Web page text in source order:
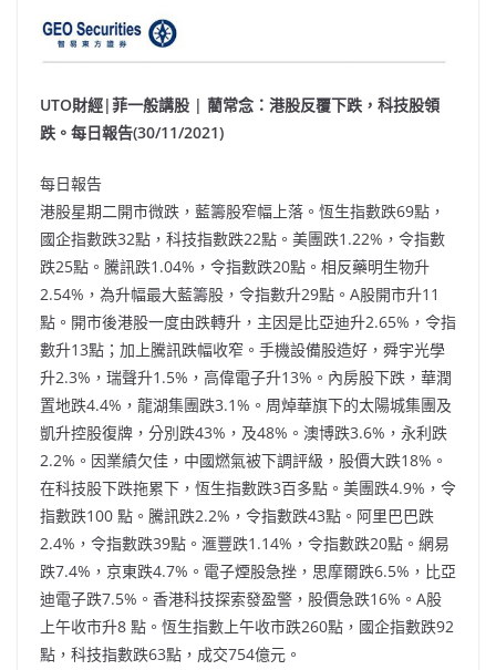
UTO財經|菲一般講股 | 藺常念：港股反覆下跌，科技股領
跌。每日報告(30/11/2021)
每日報告
港股星期二開市微跌，藍籌股窄幅上落。恆生指數跌69點，
國企指數跌32點，科技指數跌22點。美團跌1.22%，令指數
跌25點。騰訊跌1.04%，令指數跌20點。相反藥明生物升
2.54%，為升幅最大藍籌股，令指數升29點。A股開市升11
點。開市後港股一度由跌轉升，主因是比亞迪升2.65%，令指
數升13點；加上騰訊跌幅收窄。手機設備股造好，舜宇光學
升2.3%，瑞聲升1.5%，高偉電子升13%。內房股下跌，華潤
置地跌4.4%，龍湖集團跌3.1%。周焯華旗下的太陽城集團及
凱升控股復牌，分別跌43%，及48%。澳博跌3.6%，永利跌
2.2%。因業績欠佳，中國燃氣被下調評級，股價大跌18%。
在科技股下跌拖累下，恆生指數跌3百多點。美團跌4.9%，令
指數跌100 點。騰訊跌2.2%，令指數跌43點。阿里巴巴跌
2.4%，令指數跌39點。滙豐跌1.14%，令指數跌20點。網易
跌7.4%，京東跌4.7%。電子煙股急挫，思摩爾跌6.5%，比亞
迪電子跌7.5%。香港科技探索發盈警，股價急跌16%。A股
上午收市升8 點。恆生指數上午收市跌260點，國企指數跌92
點，科技指數跌63點，成交754億元。